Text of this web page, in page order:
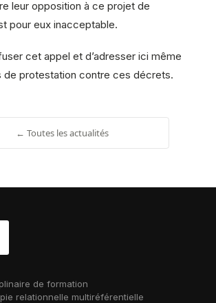
leur opposition à ce projet de
pour eux inacceptable.
cet appel et d’adresser ici même
de protestation contre ces décrets.
← Toutes les actualités
de formation
relationnelle multiréférentielle